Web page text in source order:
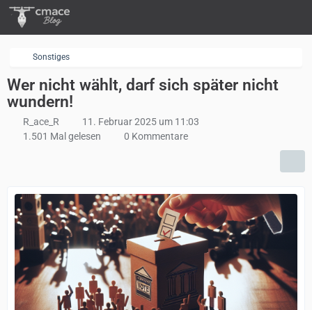
Sonstiges
Wer nicht wählt, darf sich später nicht
wundern!
R_ace_R
11. Februar 2025 um 11:03
1.501 Mal gelesen
0 Kommentare